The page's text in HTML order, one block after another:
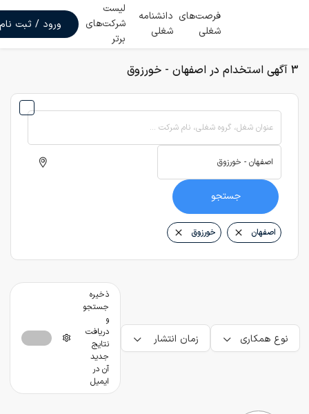
فرصت‌های
شغلی
دانشنامه
شغلی
لیست
شرکت‌های
برتر
ورود / ثبت نام
3 آگهی استخدام در اصفهان - خورزوق
عنوان شغل، گروه شغلی، نام شرکت ...
جستجو
اصفهان خورزوق
نوع همکاری زمان انتشار
ذخیره
جستجو
و
دریافت
نتایج
جدید
آن در
ایمیل